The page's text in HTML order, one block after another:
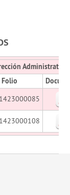
Administrativa
Folio